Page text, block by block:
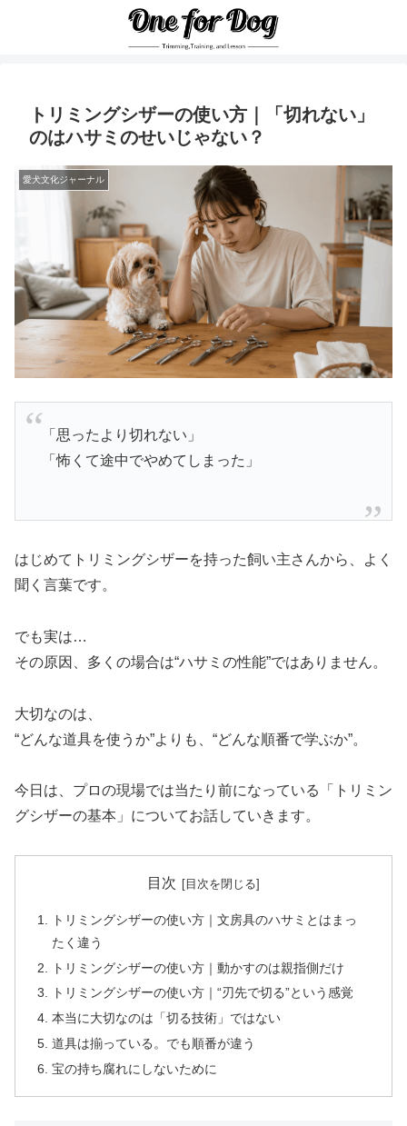
トリミングシザーの使い方｜「切れない」
のはハサミのせいじゃない？
愛犬文化ジャーナル
「思ったより切れない」
「怖くて途中でやめてしまった」
はじめてトリミングシザーを持った飼い主さんから、よく
聞く言葉です。
でも実は…
その原因、多くの場合は“ハサミの性能”ではありません。
大切なのは、
“どんな道具を使うか”よりも、“どんな順番で学ぶか”。
今日は、プロの現場では当たり前になっている「トリミン
グシザーの基本」についてお話していきます。
目次
トリミングシザーの使い方｜文房具のハサミとはまっ
たく違う
トリミングシザーの使い方｜動かすのは親指側だけ
トリミングシザーの使い方｜“刃先で切る”という感覚
本当に大切なのは「切る技術」ではない
道具は揃っている。でも順番が違う
宝の持ち腐れにしないために